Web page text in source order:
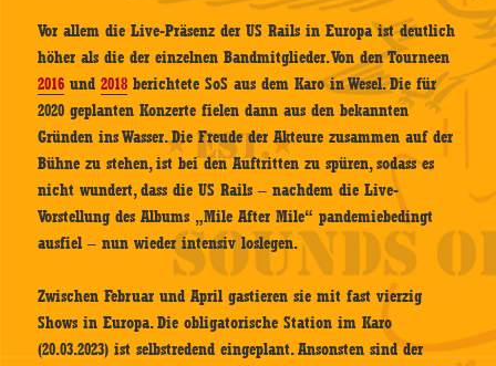
Vor allem die Live-Präsenz der US Rails in Europa ist deutlich
höher als die der einzelnen Bandmitglieder. Von den Tourneen
2016 und2018 berichtete SoS aus dem Karo in Wesel. Die für
2020 geplanten Konzerte fielen dann aus den bekannten
Gründen ins Wasser. Die Freude der Akteure zusammen auf der
Bühne zu stehen, ist bei den Auftritten zu spüren, sodass es
nicht wundert, dass die US Rails – nachdem die Live-
Vorstellung des Albums „Mile After Mile“ pandemiebedingt
ausfiel – nun wieder intensiv loslegen.
Zwischen Februar und April gastieren sie mit fast vierzig
Shows in Europa. Die obligatorische Station im Karo
(20.03.2023) ist selbstredend eingeplant. Ansonsten sind der